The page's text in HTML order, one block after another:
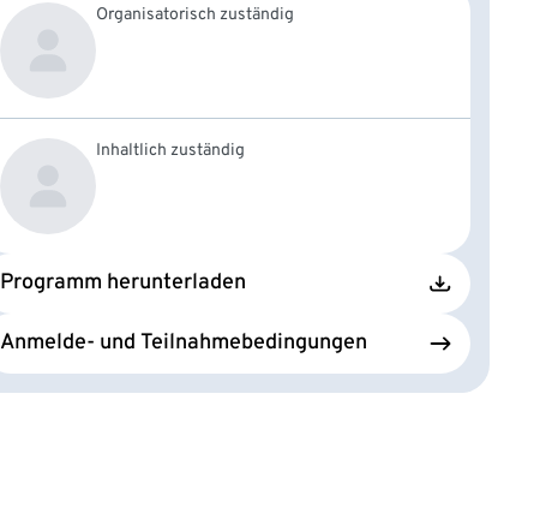
Organisatorisch zuständig
Inhaltlich zuständig
Programm herunterladen
Anmelde- und Teilnahmebedingungen